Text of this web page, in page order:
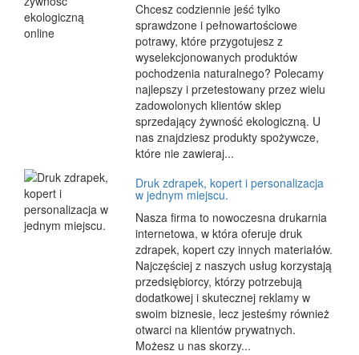
Chcesz codziennie jeść tylko
sprawdzone i pełnowartościowe
potrawy, które przygotujesz z
wyselekcjonowanych produktów
pochodzenia naturalnego? Polecamy
najlepszy i przetestowany przez wielu
zadowolonych klientów sklep
sprzedający żywność ekologiczną. U
nas znajdziesz produkty spożywcze,
które nie zawieraj...
Druk zdrapek, kopert i personalizacja
w jednym miejscu.
Nasza firma to nowoczesna drukarnia
internetowa, w która oferuje druk
zdrapek, kopert czy innych materiałów.
Najczęściej z naszych usług korzystają
przedsiębiorcy, którzy potrzebują
dodatkowej i skutecznej reklamy w
swoim biznesie, lecz jesteśmy również
otwarci na klientów prywatnych.
Możesz u nas skorzy...